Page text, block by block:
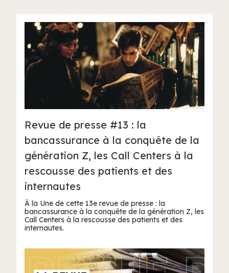
Revue de presse #13 : la
bancassurance à la conquête de la
génération Z, les Call Centers à la
rescousse des patients et des
internautes
À la Une de cette 13e revue de presse : la
bancassurance à la conquête de la génération Z, les
Call Centers à la rescousse des patients et des
internautes.